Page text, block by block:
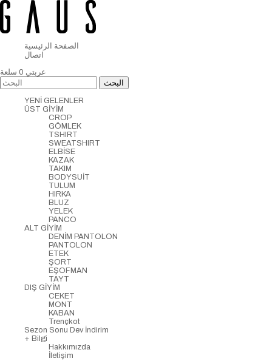
الصفحة الرئيسية
اتصال
عربتي 0 سلعة
YENİ GELENLER
ÜST GİYİM
CROP
GÖMLEK
TSHIRT
SWEATSHIRT
ELBİSE
KAZAK
TAKIM
BODYSUİT
TULUM
HIRKA
BLUZ
YELEK
PANCO
ALT GİYİM
DENİM PANTOLON
PANTOLON
ETEK
ŞORT
EŞOFMAN
TAYT
DIŞ GİYİM
CEKET
MONT
KABAN
Trençkot
Sezon Sonu Dev İndirim
+ Bilgi
Hakkımızda
İletişim